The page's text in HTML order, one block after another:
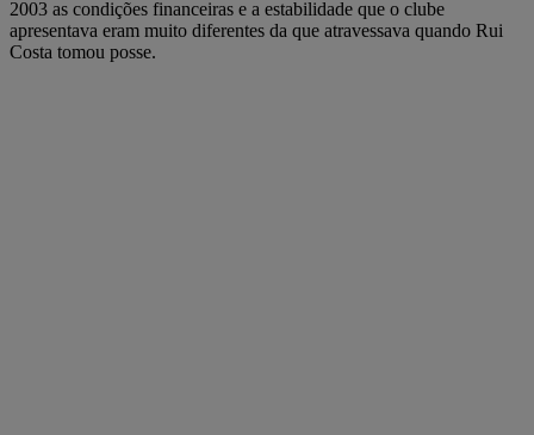
2003 as condições financeiras e a estabilidade que o clube
apresentava eram muito diferentes da que atravessava quando Rui
Costa tomou posse.